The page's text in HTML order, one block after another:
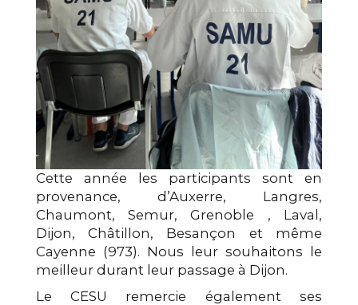
Cette année les participants sont en
provenance, d’Auxerre, Langres,
Chaumont, Semur, Grenoble , Laval,
Dijon, Châtillon, Besançon et même
Cayenne (973). Nous leur souhaitons le
meilleur durant leur passage à Dijon.
Le CESU remercie également ses